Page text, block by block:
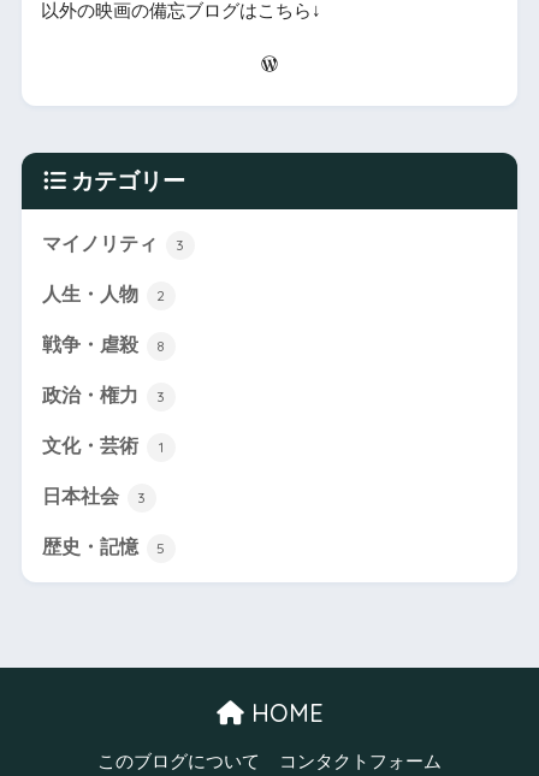
以外の映画の備忘ブログはこちら↓
カテゴリー
マイノリティ 3
人生・人物 2
戦争・虐殺 8
政治・権力 3
文化・芸術 1
日本社会 3
歴史・記憶 5
HOME
このブログについて コンタクトフォーム